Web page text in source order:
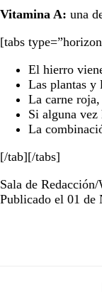
Vitamina A: una
[tabs
El hierro
Las plantas y
La carne
Si alguna
La
[/tab][/tabs]
Sala de
Publicado el 01 de